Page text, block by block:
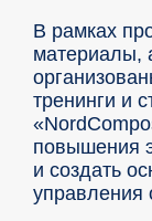
В рамках
материалы,
тренинги и
повышения
и создать
управления